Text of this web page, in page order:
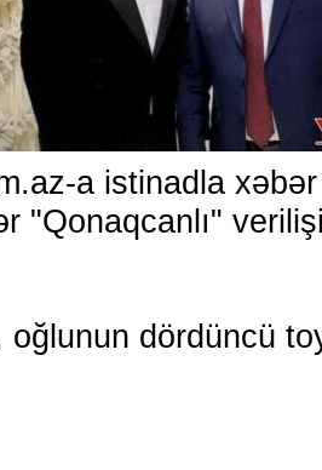
a istinadla
"Qonaqcanlı"
oğlunun dördüncü